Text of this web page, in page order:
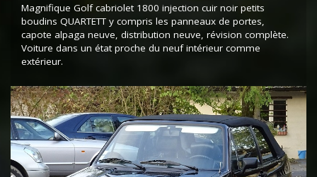
Magnifique Golf cabriolet 1800 injection cuir noir petits
boudins QUARTETT y compris les panneaux de portes,
capote alpaga neuve, distribution neuve, révision complète.
Voiture dans un état proche du neuf intérieur comme
extérieur.